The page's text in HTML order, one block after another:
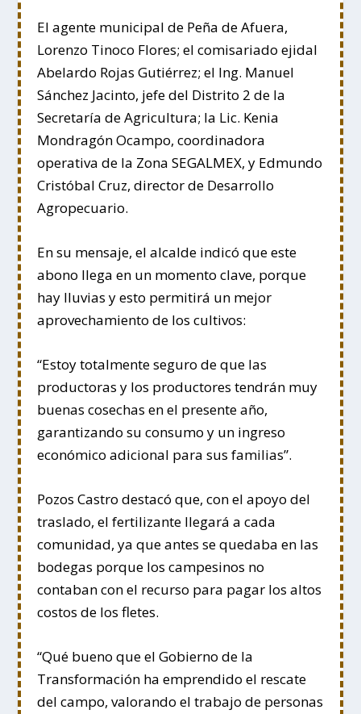
El agente municipal de Peña de Afuera,
Lorenzo Tinoco Flores; el comisariado ejidal
Abelardo Rojas Gutiérrez; el Ing. Manuel
Sánchez Jacinto, jefe del Distrito 2 de la
Secretaría de Agricultura; la Lic. Kenia
Mondragón Ocampo, coordinadora
operativa de la Zona SEGALMEX, y Edmundo
Cristóbal Cruz, director de Desarrollo
Agropecuario.
En su mensaje, el alcalde indicó que este
abono llega en un momento clave, porque
hay lluvias y esto permitirá un mejor
aprovechamiento de los cultivos:
“Estoy totalmente seguro de que las
productoras y los productores tendrán muy
buenas cosechas en el presente año,
garantizando su consumo y un ingreso
económico adicional para sus familias”.
Pozos Castro destacó que, con el apoyo del
traslado, el fertilizante llegará a cada
comunidad, ya que antes se quedaba en las
bodegas porque los campesinos no
contaban con el recurso para pagar los altos
costos de los fletes.
“Qué bueno que el Gobierno de la
Transformación ha emprendido el rescate
del campo, valorando el trabajo de personas